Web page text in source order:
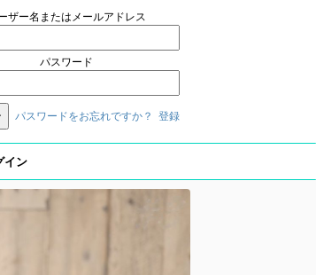
ザー名またはメールアドレス
パスワード
パスワードをお忘れですか？ 登録
イン